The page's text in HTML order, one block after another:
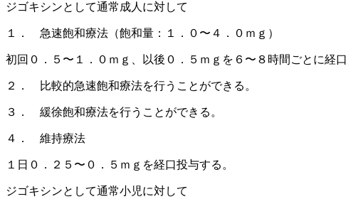
ジゴキシンとして通常成人に対して
１． 急速飽和療法（飽和量：１．０〜４．０ｍｇ）
初回０．５〜１．０ｍｇ、以後０．５ｍｇを６〜８時間ごとに経
２． 比較的急速飽和療法を行うことができる。
３． 緩徐飽和療法を行うことができる。
４． 維持療法
１日０．２５〜０．５ｍｇを経口投与する。
ジゴキシンとして通常小児に対して